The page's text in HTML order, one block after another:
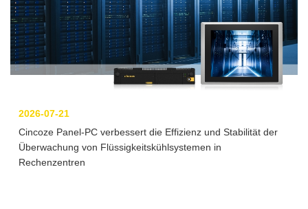
2026-07-21
Cincoze Panel-PC verbessert die Effizienz und Stabilität der
Überwachung von Flüssigkeitskühlsystemen in
Rechenzentren